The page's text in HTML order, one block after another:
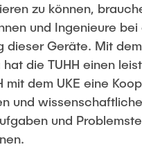
zu können,
und Ingenieure bei
dieser Geräte. Mit dem
die TUHH einen
dem UKE eine
und
und